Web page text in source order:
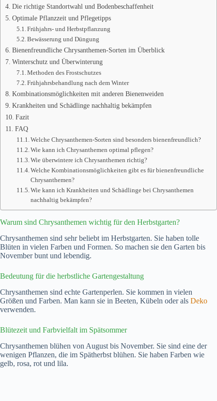
Die richtige Standortwahl und Bodenbeschaffenheit
Optimale Pflanzzeit und Pflegetipps
Frühjahrs- und Herbstpflanzung
Bewässerung und Düngung
Bienenfreundliche Chrysanthemen-Sorten im Überblick
Winterschutz und Überwinterung
Methoden des Frostschutzes
Frühjahrsbehandlung nach dem Winter
Kombinationsmöglichkeiten mit anderen Bienenweiden
Krankheiten und Schädlinge nachhaltig bekämpfen
Fazit
FAQ
Welche Chrysanthemen-Sorten sind besonders bienenfreundlich?
Wie kann ich Chrysanthemen optimal pflegen?
Wie überwintere ich Chrysanthemen richtig?
Welche Kombinationsmöglichkeiten gibt es für bienenfreundliche
Chrysanthemen?
Wie kann ich Krankheiten und Schädlinge bei Chrysanthemen
nachhaltig bekämpfen?
Warum sind Chrysanthemen wichtig für den Herbstgarten?
Chrysanthemen sind sehr beliebt im Herbstgarten. Sie haben tolle
Blüten in vielen Farben und Formen. So machen sie den Garten bis
November bunt und lebendig.
Bedeutung für die herbstliche Gartengestaltung
Chrysanthemen sind echte Gartenperlen. Sie kommen in vielen
Größen und Farben. Man kann sie in Beeten, Kübeln oder als Deko
verwenden.
Blütezeit und Farbvielfalt im Spätsommer
Chrysanthemen blühen von August bis November. Sie sind eine der
wenigen Pflanzen, die im Spätherbst blühen. Sie haben Farben wie
gelb, rosa, rot und lila.